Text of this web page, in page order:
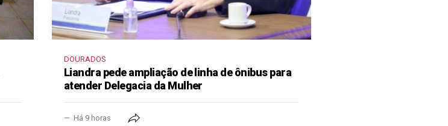
DOURADOS
Liandra pede ampliação de linha de ônibus para
atender Delegacia da Mulher
Há 9 horas